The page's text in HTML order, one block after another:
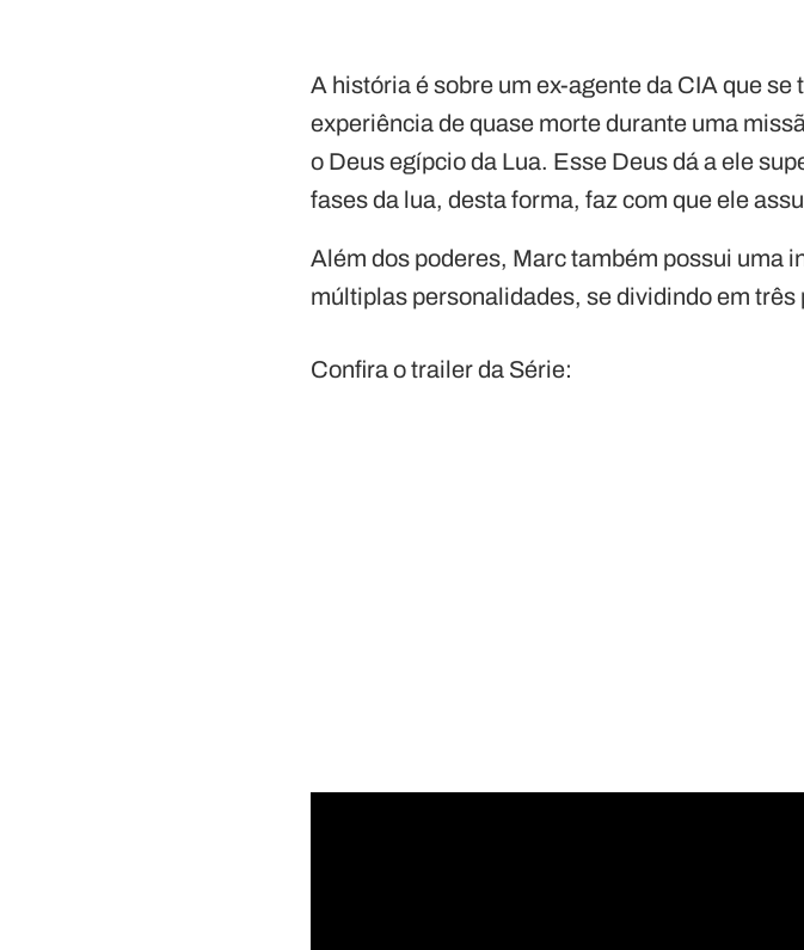
A história é sobre um ex-agente da CIA que
experiência de quase morte durante uma
o Deus egípcio da Lua. Esse Deus dá a ele
fases da lua, desta forma, faz com que ele
Além dos poderes, Marc também possui uma
múltiplas personalidades, se dividindo em três
Confira o trailer da Série: